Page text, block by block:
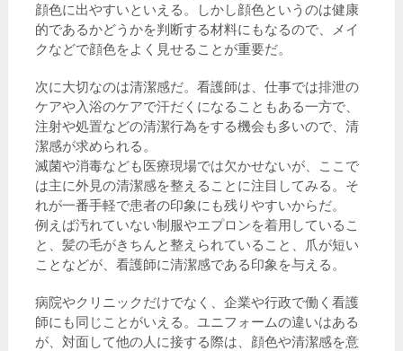
顔色に出やすいといえる。しかし顔色というのは健康
的であるかどうかを判断する材料にもなるので、メイ
クなどで顔色をよく見せることが重要だ。
次に大切なのは清潔感だ。看護師は、仕事では排泄の
ケアや入浴のケアで汗だくになることもある一方で、
注射や処置などの清潔行為をする機会も多いので、清
潔感が求められる。
滅菌や消毒なども医療現場では欠かせないが、ここで
は主に外見の清潔感を整えることに注目してみる。そ
れが一番手軽で患者の印象にも残りやすいからだ。
例えば汚れていない制服やエプロンを着用しているこ
と、髪の毛がきちんと整えられていること、爪が短い
ことなどが、看護師に清潔感である印象を与える。
病院やクリニックだけでなく、企業や行政で働く看護
師にも同じことがいえる。ユニフォームの違いはある
が、対面して他の人に接する際は、顔色や清潔感を意